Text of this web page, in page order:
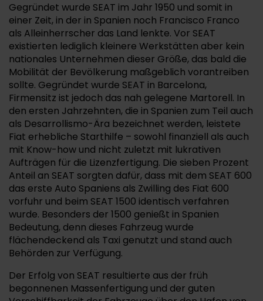
Gegründet wurde SEAT im Jahr 1950 und somit in
einer Zeit, in der in Spanien noch Francisco Franco
als Alleinherrscher das Land lenkte. Vor SEAT
existierten lediglich kleinere Werkstätten aber kein
nationales Unternehmen dieser Größe, das bald die
Mobilität der Bevölkerung maßgeblich vorantreiben
sollte. Gegründet wurde SEAT in Barcelona,
Firmensitz ist jedoch das nah gelegene Martorell. In
den ersten Jahrzehnten, die in Spanien zum Teil auch
als Desarrollismo-Ära bezeichnet werden, leistete
Fiat erhebliche Starthilfe – sowohl finanziell als auch
mit Know-how und nicht zuletzt mit lukrativen
Aufträgen für die Lizenzfertigung. Die sieben Prozent
Anteil an SEAT sorgten dafür, dass mit dem SEAT 600
das erste Auto Spaniens als Zwilling des Fiat 600
vorfuhr und beim SEAT 1500 identisch verfahren
wurde. Besonders der 1500 genießt in Spanien
Bedeutung, denn dieses Fahrzeug wurde
flächendeckend als Taxi genutzt und stand auch
Behörden zur Verfügung.
Der Erfolg von SEAT resultierte aus der früh
begonnenen Massenfertigung und der guten